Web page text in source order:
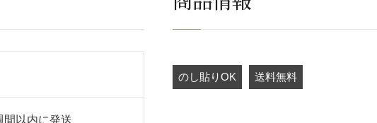
間以内に発送
のし貼りOK 送料無料